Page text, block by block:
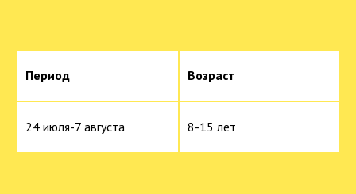
Период Возраст
24 июля-7 августа 8-15 лет